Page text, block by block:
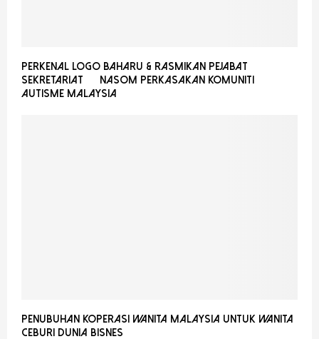
Perkenal Logo Baharu & Rasmikan Pejabat
Sekretariat — NASOM Perkasakan Komuniti
Autisme Malaysia
Penubuhan Koperasi Wanita Malaysia Untuk Wanita
Ceburi Dunia Bisnes